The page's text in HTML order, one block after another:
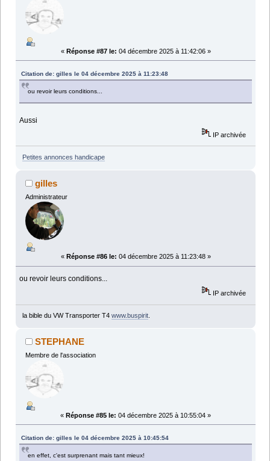
« Réponse #87 le: 04 décembre 2025 à 11:42:06 »
Citation de: gilles le 04 décembre 2025 à 11:23:48
ou revoir leurs conditions...
Aussi
IP archivée
Petites annonces handicape
gilles
Administrateur
« Réponse #86 le: 04 décembre 2025 à 11:23:48 »
ou revoir leurs conditions...
IP archivée
la bible du VW Transporter T4 www.buspirit.
STEPHANE
Membre de l'association
« Réponse #85 le: 04 décembre 2025 à 10:55:04 »
Citation de: gilles le 04 décembre 2025 à 10:45:54
en effet, c'est surprenant mais tant mieux!